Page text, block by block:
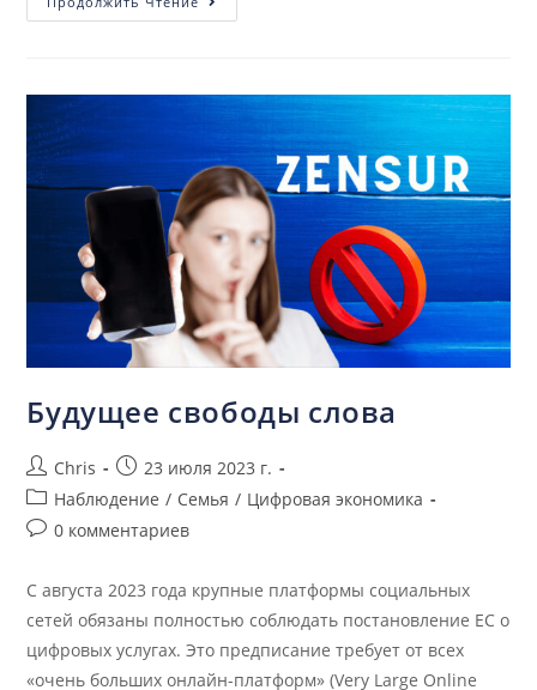
Будущее свободы слова
Chris
23 июля 2023 г.
Наблюдение / Семья / Цифровая экономика
0 комментариев
С августа 2023 года крупные платформы социальных
сетей обязаны полностью соблюдать постановление ЕС о
цифровых услугах. Это предписание требует от всех
«очень больших онлайн-платформ» (Very Large Online